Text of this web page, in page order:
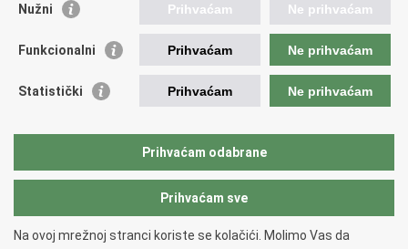
Korisne poveznice
Vlada Republike Hrvatske
Vijeće Europe
Povjerenik za informiranje
Političke stranke i izbori
Nužni Prihvaćam Ne prihvaćam
Funkcionalni Prihvaćam Ne prihvaćam
Statistički Prihvaćam Ne prihvaćam
Prihvaćam odabrane
Prihvaćam sve
Na ovoj mrežnoj stranci koriste se kolačići. Molimo Vas da